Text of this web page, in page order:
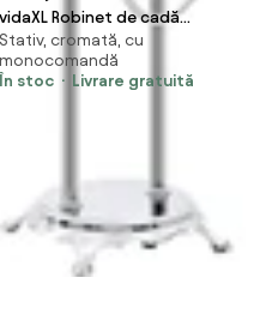
vidaXL Robinet de cadă
independent argintiu oțel 99,5
cm inoxidabil
Stativ, cromată, cu
monocomandă
În stoc
Livrare gratuită